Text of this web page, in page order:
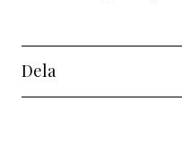
Dela